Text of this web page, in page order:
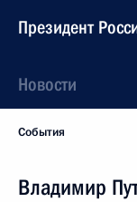
Президент
Новости
События
Владимир